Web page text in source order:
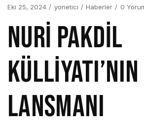
Eki 25, 2024 yonetici Haberler 0
NURİ PAKDİL
KÜLLİYATI’NIN
LANSMANI